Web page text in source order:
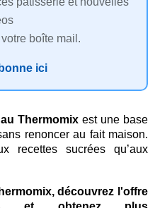
boîte mail.
ici
Thermomix est une base
renoncer au fait maison.
recettes sucrées qu’aux
découvrez l'offre